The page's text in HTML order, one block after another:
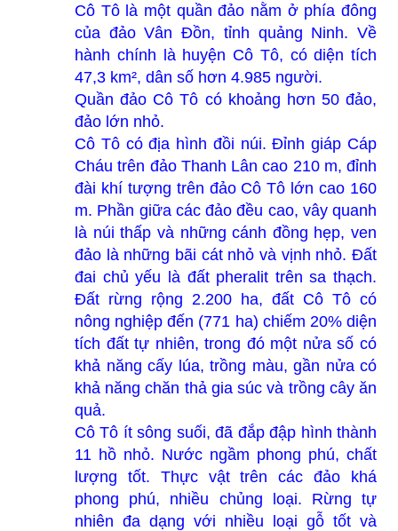
Cô Tô là một quần đảo nằm ở phía đông
của đảo Vân Đồn, tỉnh quảng Ninh. Về
hành chính là huyện Cô Tô, có diện tích
47,3 km², dân số hơn 4.985 người.
Quần đảo Cô Tô có khoảng hơn 50 đảo,
đảo lớn nhỏ.
Cô Tô có địa hình đồi núi. Đỉnh giáp Cáp
Cháu trên đảo Thanh Lân cao 210 m, đỉnh
đài khí tượng trên đảo Cô Tô lớn cao 160
m. Phần giữa các đảo đều cao, vây quanh
là núi thấp và những cánh đồng hẹp, ven
đảo là những bãi cát nhỏ và vịnh nhỏ. Đất
đai chủ yếu là đất pheralit trên sa thạch.
Đất rừng rộng 2.200 ha, đất Cô Tô có
nông nghiệp đến (771 ha) chiếm 20% diện
tích đất tự nhiên, trong đó một nửa số có
khả năng cấy lúa, trồng màu, gần nửa có
khả năng chăn thả gia súc và trồng cây ăn
quả.
Cô Tô ít sông suối, đã đắp đập hình thành
11 hồ nhỏ. Nước ngầm phong phú, chất
lượng tốt. Thực vật trên các đảo khá
phong phú, nhiều chủng loại. Rừng tự
nhiên đa dạng với nhiều loại gỗ tốt và